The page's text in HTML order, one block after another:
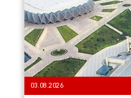
03.08.2026